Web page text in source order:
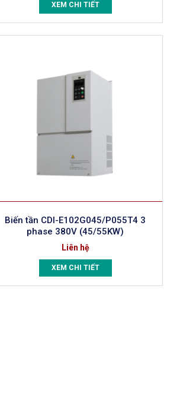
XEM CHI TIẾT
Biến tần CDI-E102G045/P055T4 3
phase 380V (45/55KW)
Liên hệ
XEM CHI TIẾT